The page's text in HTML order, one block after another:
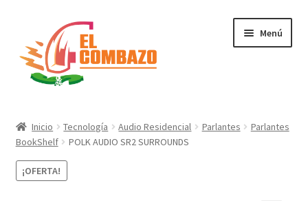
Menú
DJ, Audio e Iluminación PRO
Grabación de Audio & Video
Inicio Tecnología Audio Residencial Parlantes
Parlantes
BookShelf
POLK AUDIO SR2 SURROUNDS
¡OFERTA!